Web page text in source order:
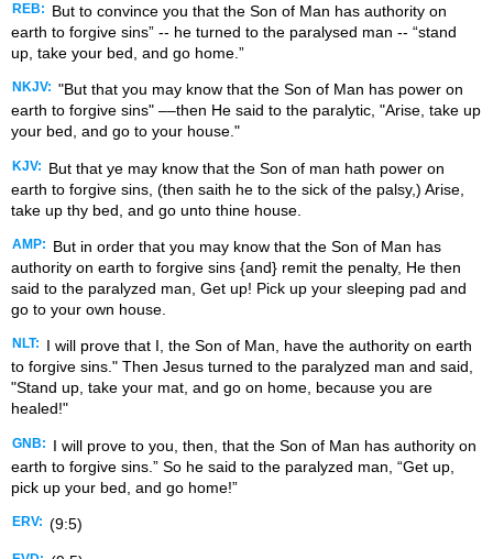
REB:
But to convince you that the Son of Man has authority on
earth to forgive sins” -- he turned to the paralysed man -- “stand
up, take your bed, and go home.”
NKJV: "But that you may know that the Son of Man has power on
earth to forgive sins" ––then He said to the paralytic, "Arise, take up
your bed, and go to your house."
KJV:
But that ye may know that the Son of man hath power on
earth to forgive sins, (then saith he to the sick of the palsy,) Arise,
take up thy bed, and go unto thine house.
AMP:
But in order that you may know that the Son of Man has
authority on earth to forgive sins {and} remit the penalty, He then
said to the paralyzed man, Get up! Pick up your sleeping pad and
go to your own house.
NLT:
I will prove that I, the Son of Man, have the authority on earth
to forgive sins." Then Jesus turned to the paralyzed man and said,
"Stand up, take your mat, and go on home, because you are
healed!"
GNB:
I will prove to you, then, that the Son of Man has authority on
earth to forgive sins.” So he said to the paralyzed man, “Get up,
pick up your bed, and go home!”
ERV: (9:5)